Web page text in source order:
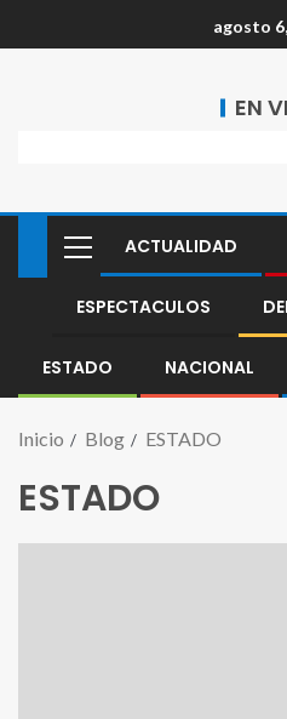
agosto
EN
ACTUALIDAD
ESPECTACULOS
ESTADO NACIONAL
Inicio Blog ESTADO
ESTADO